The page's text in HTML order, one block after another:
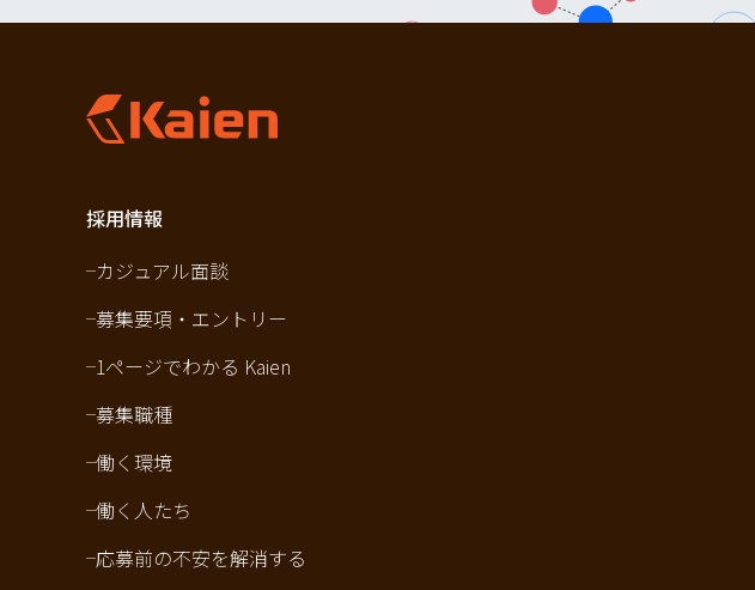
採用情報
カジュアル面談
募集要項・エントリー
1ページでわかる Kaien
募集職種
働く環境
働く人たち
応募前の不安を解消する